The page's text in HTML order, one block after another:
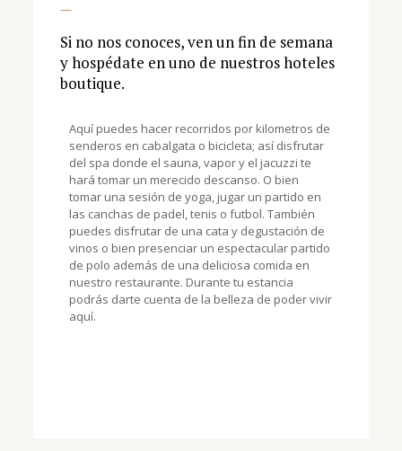
—
Si no nos conoces, ven un fin de semana
y hospédate en uno de nuestros hoteles
boutique.
Aquí puedes hacer recorridos por kilometros de
senderos en cabalgata o bicicleta; así disfrutar
del spa donde el sauna, vapor y el jacuzzi te
hará tomar un merecido descanso. O bien
tomar una sesión de yoga, jugar un partido en
las canchas de padel, tenis o futbol. También
puedes disfrutar de una cata y degustación de
vinos o bien presenciar un espectacular partido
de polo además de una deliciosa comida en
nuestro restaurante. Durante tu estancia
podrás darte cuenta de la belleza de poder vivir
aquí.